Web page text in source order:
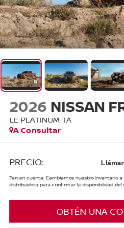
2026 NISSAN
LE PLATINUM TA
A Consultar
PRECIO:
Ten en cuenta: Cambiamos nuestro inventario
distribuidora para confirmar la disponibilidad del
OBTÉN UNA